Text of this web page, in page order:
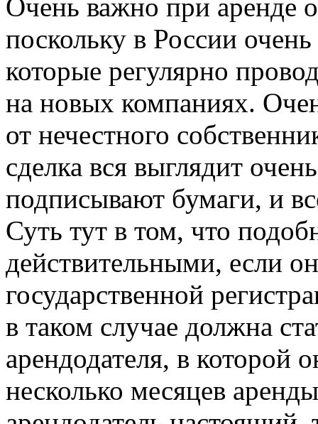
Очень важно при аренде
поскольку в России
которые регулярно
на новых компаниях.
от нечестного
сделка вся выглядит
подписывают бумаги, и
Суть тут в том, что
действительными, если
государственной
в таком случае должна
арендодателя, в которой
несколько месяцев